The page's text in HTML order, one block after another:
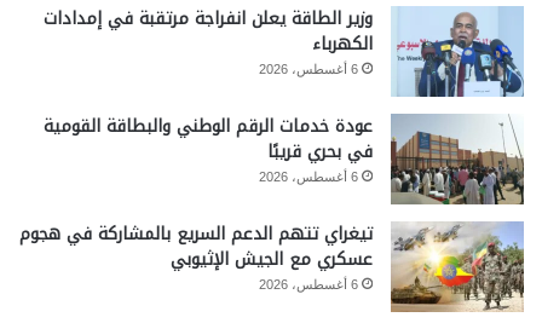
وزير الطاقة يعلن انفراجة مرتقبة في إمدادات
الكهرباء
6 أغسطس، 2026
عودة خدمات الرقم الوطني والبطاقة القومية
في بحري قريبًا
6 أغسطس، 2026
تيغراي تتهم الدعم السريع بالمشاركة في هجوم
عسكري مع الجيش الإثيوبي
6 أغسطس، 2026